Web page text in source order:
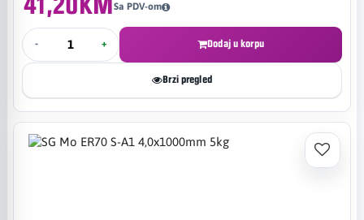
41,20KMSa PDV-om
- + Dodaj u korpu
Brzi pregled